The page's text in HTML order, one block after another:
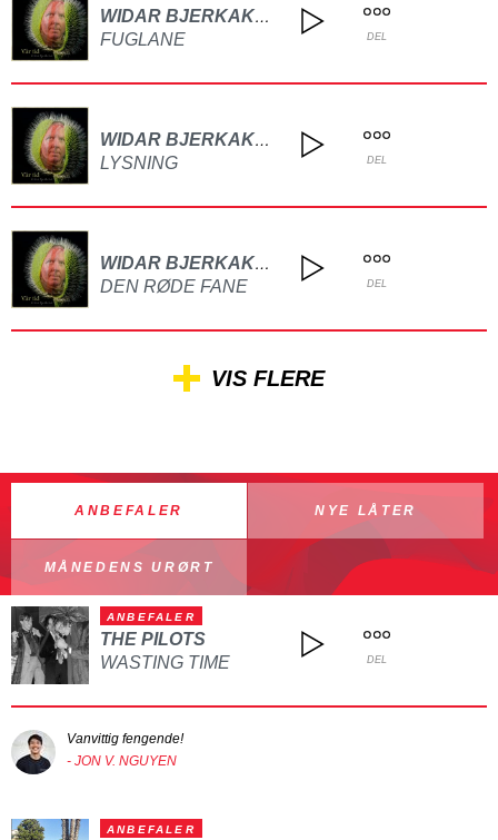
WIDAR BJERKAKER
FUGLANE DEL
WIDAR BJERKAKER
LYSNING DEL
WIDAR BJERKAKER
DEN RØDE FANE DEL
VIS FLERE
ANBEFALER NYE LÅTER
MÅNEDENS URØRT
ANBEFALER
THE PILOTS
WASTING TIME
DEL
Vanvittig fengende!
- JON V. NGUYEN
ANBEFALER